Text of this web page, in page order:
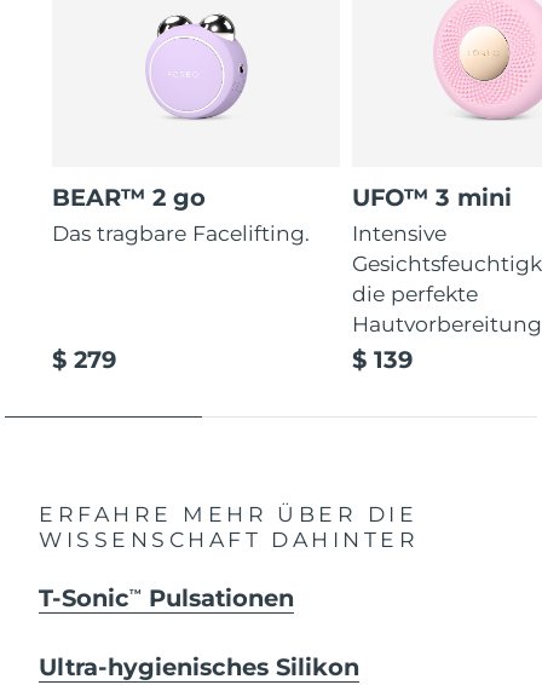
BEAR™ 2 go
Das tragbare Facelifting.
$ 279
UFO™ 3 mini
Intensive
die perfekte
Hautvorbereitung
$ 139
ERFAHRE MEHR ÜBER DIE
WISSENSCHAFT DAHINTER
T-SonicTM Pulsationen
Ultra-hygienisches Silikon